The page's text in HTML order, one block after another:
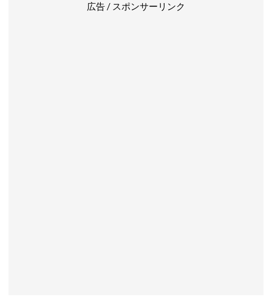
広告 / スポンサーリンク